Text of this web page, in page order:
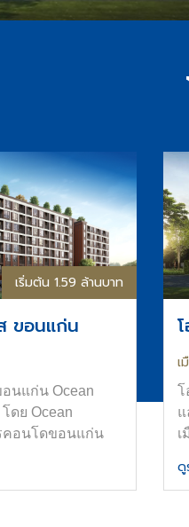
เริ่มต้น 1.59 ล้านบาท
ขอนแก่น
นแก่น Ocean
ดย Ocean
คอนโดขอนแก่น
ายใต้แนวคิด
เ
โ
เ
ดู